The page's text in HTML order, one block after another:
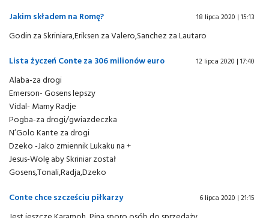
Jakim składem na Romę?
18 lipca 2020 | 15:13
Godin za Skriniara,Eriksen za Valero,Sanchez za Lautaro
Lista życzeń Conte za 306 milionów euro
12 lipca 2020 | 17:40
Alaba-za drogi
Emerson- Gosens lepszy
Vidal- Mamy Radje
Pogba-za drogi/gwiazdeczka
N’Golo Kante za drogi
Dzeko -Jako zmiennik Lukaku na +
Jesus-Wolę aby Skriniar został
Gosens,Tonali,Radja,Dzeko
Conte chce szcześciu piłkarzy
6 lipca 2020 | 21:15